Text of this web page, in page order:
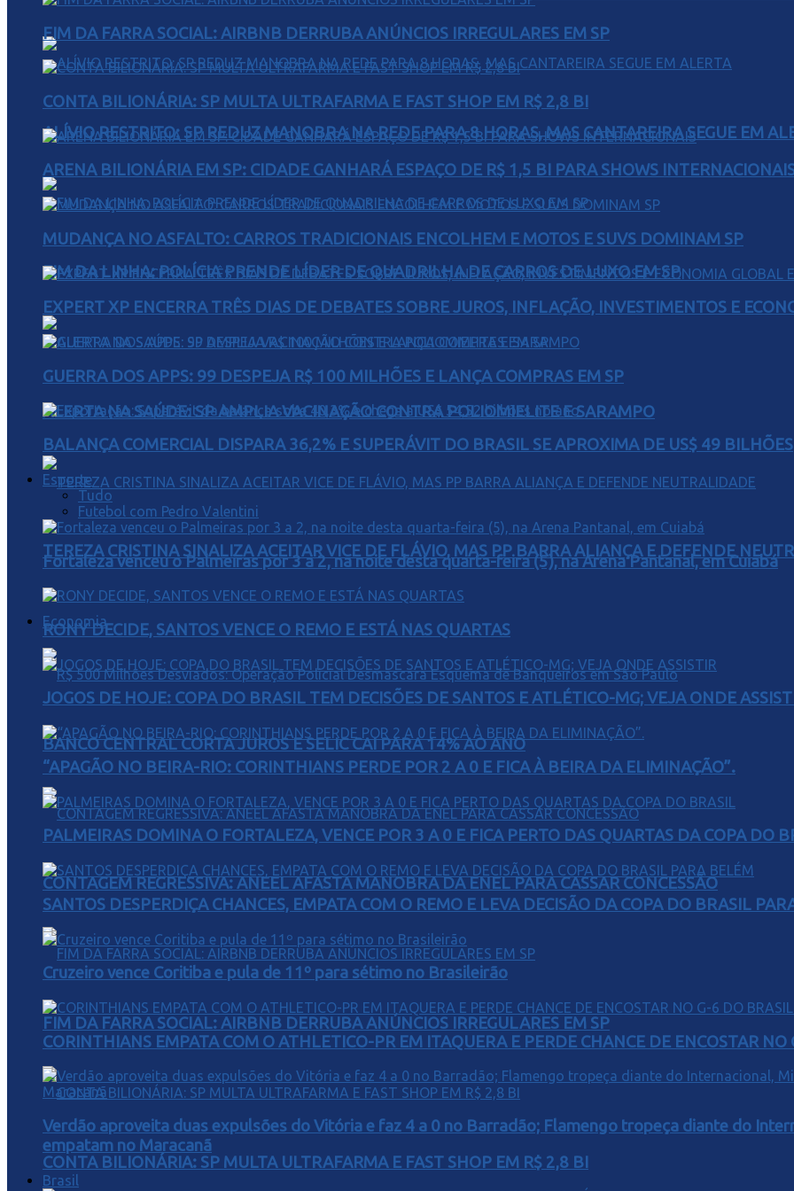
ALÍVIO RESTRITO: SP REDUZ MANOBRA NA REDE PARA 8 HORAS, MAS CANTAREIRA SEGUE EM
FIM DA LINHA: POLÍCIA PRENDE LÍDER DE QUADRILHA DE CARROS DE LUXO EM SP
ALERTA NA SAÚDE: SP AMPLIA VACINAÇÃO CONTRA POLIOMIELITE E SARAMPO
TEREZA CRISTINA SINALIZA ACEITAR VICE DE FLÁVIO, MAS PP BARRA ALIANÇA E DEFENDE
Economia
BANCO CENTRAL CORTA JUROS E SELIC CAI PARA 14% AO ANO
CONTAGEM REGRESSIVA: ANEEL AFASTA MANOBRA DA ENEL PARA CASSAR CONCESSÃO
FIM DA FARRA SOCIAL: AIRBNB DERRUBA ANÚNCIOS IRREGULARES EM SP
CONTA BILIONÁRIA: SP MULTA ULTRAFARMA E FAST SHOP EM R$ 2,8 BI
FIM DA FARRA SOCIAL: AIRBNB DERRUBA ANÚNCIOS IRREGULARES EM SP
CONTA BILIONÁRIA: SP MULTA ULTRAFARMA E FAST SHOP EM R$ 2,8 BI
ARENA BILIONÁRIA EM SP: CIDADE GANHARÁ ESPAÇO DE R$ 1,5 BI PARA SHOWS
MUDANÇA NO ASFALTO: CARROS TRADICIONAIS ENCOLHEM E MOTOS E SUVS DOMINAM SP
EXPERT XP ENCERRA TRÊS DIAS DE DEBATES SOBRE JUROS, INFLAÇÃO, INVESTIMENTOS E
GUERRA DOS APPS: 99 DESPEJA R$ 100 MILHÕES E LANÇA COMPRAS EM SP
BALANÇA COMERCIAL DISPARA 36,2% E SUPERÁVIT DO BRASIL SE APROXIMA DE US$ 49 BILHÕES
Esporte
Tudo
Futebol com Pedro Valentini
Fortaleza venceu o Palmeiras por 3 a 2, na noite desta quarta-feira (5), na Arena Pantanal, em Cuiabá
RONY DECIDE, SANTOS VENCE O REMO E ESTÁ NAS QUARTAS
JOGOS DE HOJE: COPA DO BRASIL TEM DECISÕES DE SANTOS E ATLÉTICO-MG; VEJA ONDE
“APAGÃO NO BEIRA-RIO: CORINTHIANS PERDE POR 2 A 0 E FICA À BEIRA DA ELIMINAÇÃO”.
PALMEIRAS DOMINA O FORTALEZA, VENCE POR 3 A 0 E FICA PERTO DAS QUARTAS DA COPA DO
SANTOS DESPERDIÇA CHANCES, EMPATA COM O REMO E LEVA DECISÃO DA COPA DO BRASIL
Cruzeiro vence Coritiba e pula de 11º para sétimo no Brasileirão
CORINTHIANS EMPATA COM O ATHLETICO-PR EM ITAQUERA E PERDE CHANCE DE ENCOSTAR
Verdão aproveita duas expulsões do Vitória e faz 4 a 0 no Barradão; Flamengo tropeça diante do
empatam no Maracanã
Brasil